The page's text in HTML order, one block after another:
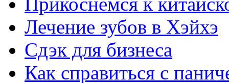
Лечение зубов в Хэйхэ
Сдэк для бизнеса
Как справиться с